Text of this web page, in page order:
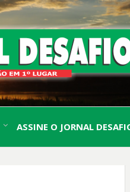
O Sertão em 1º Lugar
ASSINE O JORNAL